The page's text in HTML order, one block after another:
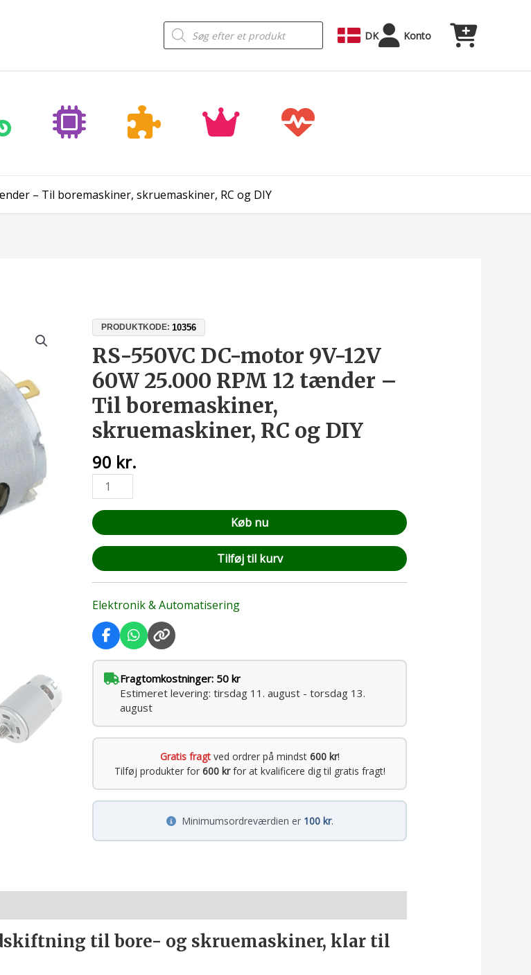
Products
search DK Konto
– Til boremaskiner, skruemaskiner, RC og DIY
PRODUKTKODE:10356
RS-550VC DC-motor 9V-12V
60W 25.000 RPM 12 tænder –
Til boremaskiner,
skruemaskiner, RC og DIY
90 kr.
RS-
DC-
motor
9V-
12V
60W
RPM
tænder
–
Til
boremaskiner,
skruemaskiner,
RC
og
DIY
antal
Køb nu
Tilføj til kurv
Elektronik & Automatisering
Fragtomkostninger: 50 kr
Estimeret levering: tirsdag 11. august - torsdag 13.
august
Gratis fragtved ordrer på mindst 600 kr!
Tilføj produkter for 600 krfor at kvalificere dig til gratis fragt!
Minimumsordreværdien er 100 kr.
til bore- og skruemaskiner, klar til